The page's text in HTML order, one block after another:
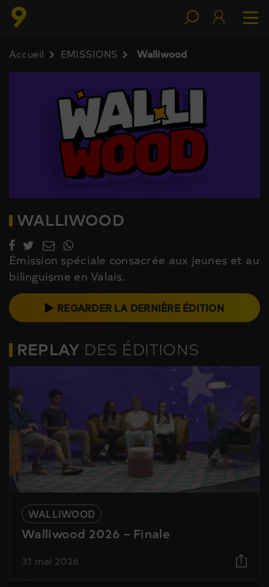
Accueil EMISSIONS Walliwood
WALLIWOOD
Émission spéciale consacrée aux jeunes et au
bilinguisme en Valais.
REGARDER LA DERNIÈRE ÉDITION
REPLAY DES ÉDITIONS
WALLIWOOD
Walliwood 2026 – Finale
31 mai 2026